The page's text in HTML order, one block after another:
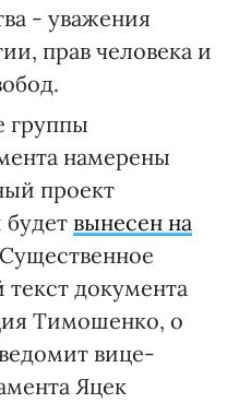
- уважения
прав человека и
группы
намерены
проект
вынесен на
документа
Тимошенко, о
вице-
Яцек